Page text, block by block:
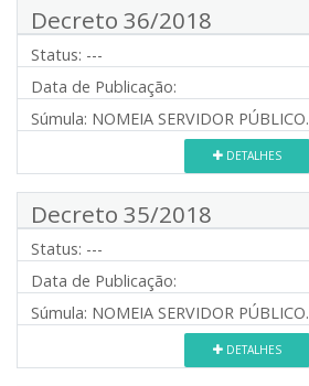
Decreto 36/2018
Status: ---
Data de Publicação:
Súmula: NOMEIA SERVIDOR PÚBLICO.
DETALHES
Decreto 35/2018
Status: ---
Data de Publicação:
Súmula: NOMEIA SERVIDOR PÚBLICO.
DETALHES